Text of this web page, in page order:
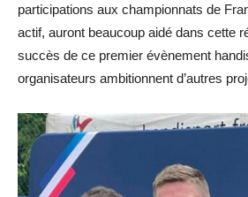
participations aux championnats de
actif, auront beaucoup aidé dans cette
succès de ce premier évènement
organisateurs ambitionnent d’autres